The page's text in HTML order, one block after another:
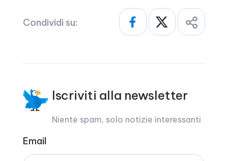
Condividi su:
Iscriviti alla newsletter
Niente spam, solo notizie interessanti
Email